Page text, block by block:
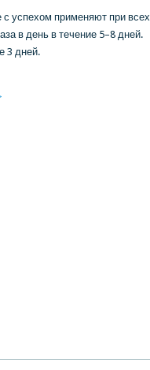
с успехом применяют при всех
в день в течение 5–8 дней.
3 дней.